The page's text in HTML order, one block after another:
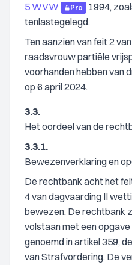
5 WVW
Pro
1994,
tenlastegelegd.
Ten aanzien van feit 2
raadsvrouw partiële
voorhanden hebben van
op 6 april 2024.
3.3.
Het oordeel van de
3.3.1.
Bewezenverklaring en
De rechtbank acht het
4 van dagvaarding II
bewezen. De rechtbank
volstaan met een
genoemd in artikel 359,
van Strafvordering. De